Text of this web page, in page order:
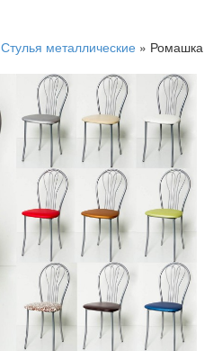
Стулья металлические » Ромашка